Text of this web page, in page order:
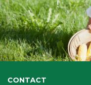
CONTACT